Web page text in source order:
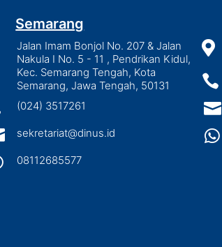
Semarang
Jalan Imam Bonjol No. 207 & Jalan
Nakula I No. 5 - 11 , Pendrikan Kidul,
Kec. Semarang Tengah, Kota
Semarang, Jawa Tengah, 50131
(024) 3517261
sekretariat@dinus.id
08112685577



